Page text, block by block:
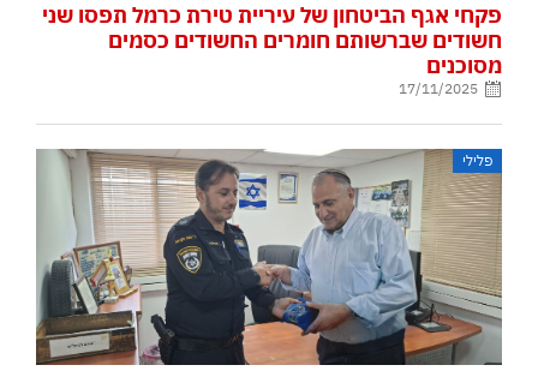
פקחי אגף הביטחון של עיריית טירת כרמל תפסו שני
חשודים שברשותם חומרים החשודים כסמים
מסוכנים
17/11/2025
פלילי